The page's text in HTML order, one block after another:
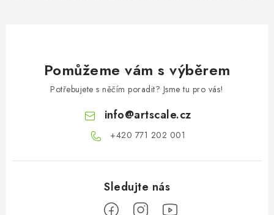
Pomůžeme vám s výběrem
Potřebujete s něčím poradit? Jsme tu pro vás!
info@artscale.cz
+420 771 202 001​